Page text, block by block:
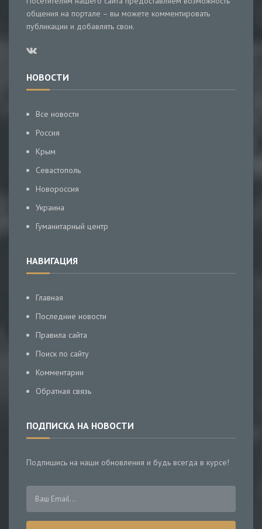
общения на портале – вы можете комментировать
публикации и добавлять свои.
НОВОСТИ
Все новости
Россия
Крым
Севастополь
Новороссия
Украина
Гуманитарный центр
НАВИГАЦИЯ
Главная
Последние новости
Правила сайта
Поиск по сайту
Комментарии
Обратная связь
ПОДПИСКА НА НОВОСТИ
Подпишись на наши обновления и будь всегда в курсе!